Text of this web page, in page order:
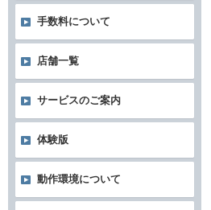
手数料について
店舗一覧
サービスのご案内
体験版
動作環境について